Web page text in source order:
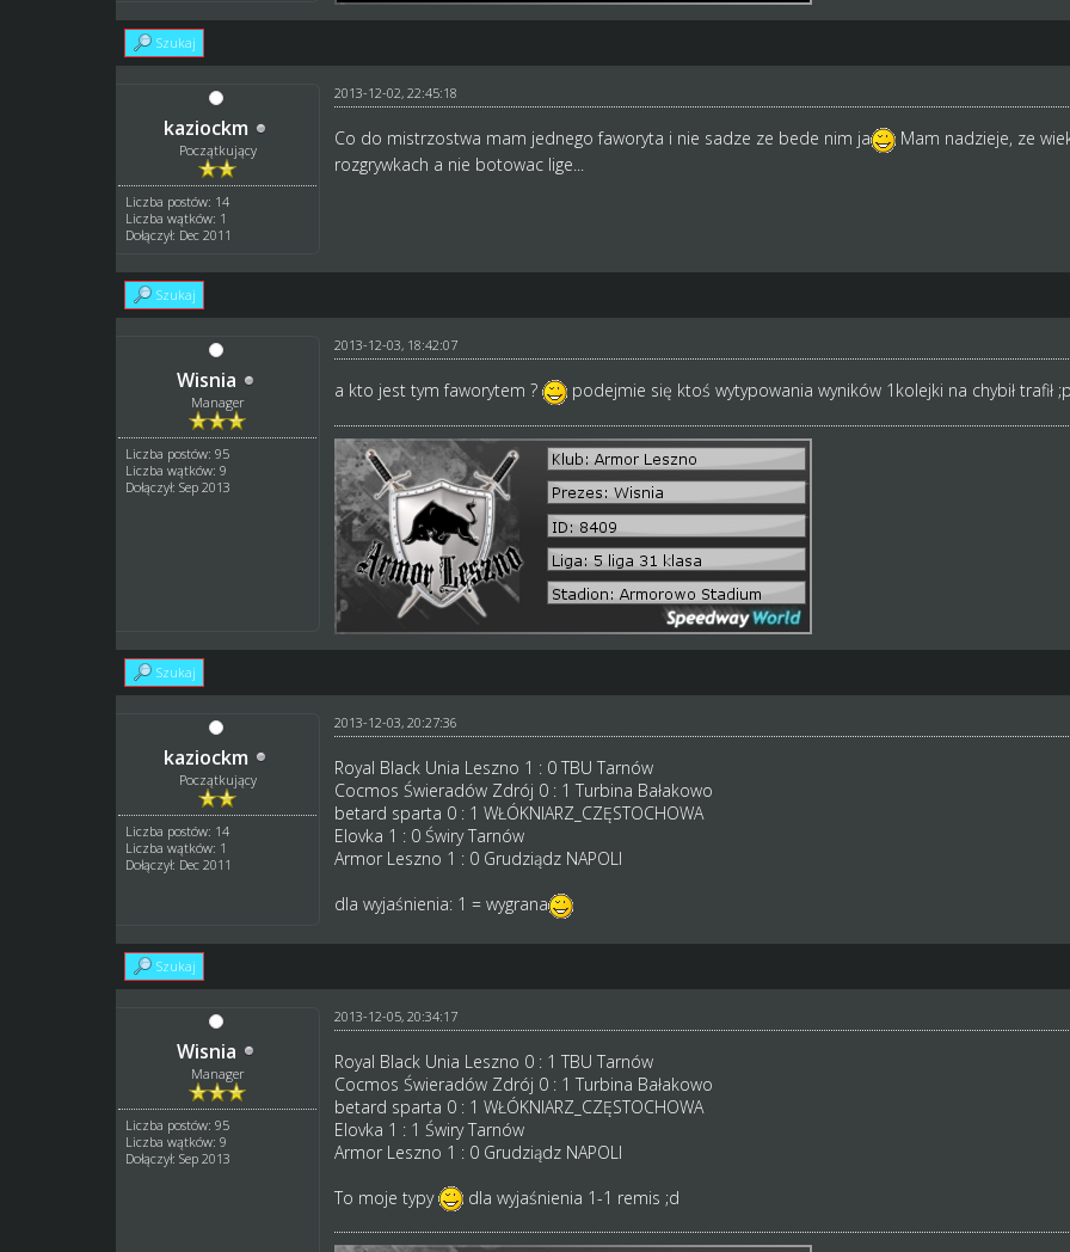
Szukaj
kaziockm
Początkujący
Liczba postów: 14
Liczba wątków: 1
Dołączył: Dec 2011
2013-12-02, 22:45:18
Co do mistrzostwa mam jednego faworyta i nie sadze ze bede nim ja
Mam nadzieje, ze
rozgrywkach a nie botowac lige...
Szukaj
Wisnia
Manager
Liczba postów: 95
Liczba wątków: 9
Dołączył: Sep 2013
2013-12-03, 18:42:07
a kto jest tym faworytem ? podejmie się ktoś wytypowania wyników 1kolejki na chybił trafił
Szukaj
kaziockm
Początkujący
Liczba postów: 14
Liczba wątków: 1
Dołączył: Dec 2011
2013-12-03, 20:27:36
Royal Black Unia Leszno 1 : 0 TBU Tarnów
Cocmos Świeradów Zdrój 0 : 1 Turbina Bałakowo
betard sparta 0 : 1 WŁÓKNIARZ_CZĘSTOCHOWA
Elovka 1 : 0 Świry Tarnów
Armor Leszno 1 : 0 Grudziądz NAPOLI
dla wyjaśnienia: 1 = wygrana
Szukaj
Wisnia
Manager
Liczba postów: 95
Liczba wątków: 9
Dołączył: Sep 2013
2013-12-05, 20:34:17
Royal Black Unia Leszno 0 : 1 TBU Tarnów
Cocmos Świeradów Zdrój 0 : 1 Turbina Bałakowo
betard sparta 0 : 1 WŁÓKNIARZ_CZĘSTOCHOWA
Elovka 1 : 1 Świry Tarnów
Armor Leszno 1 : 0 Grudziądz NAPOLI
To moje typy
dla wyjaśnienia 1-1 remis ;d